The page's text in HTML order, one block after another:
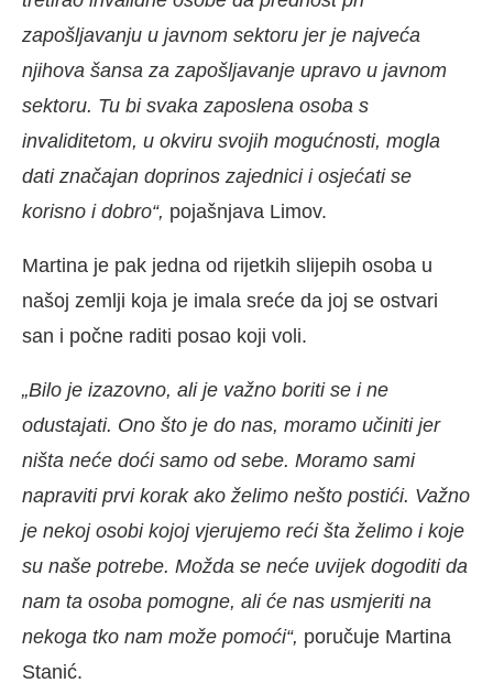
zapošljavanju u javnom sektoru jer je najveća
njihova šansa za zapošljavanje upravo u javnom
sektoru. Tu bi svaka zaposlena osoba s
invaliditetom, u okviru svojih mogućnosti, mogla
dati značajan doprinos zajednici i osjećati se
korisno i dobro“, pojašnjava Limov.
Martina je pak jedna od rijetkih slijepih osoba u
našoj zemlji koja je imala sreće da joj se ostvari
san i počne raditi posao koji voli.
„Bilo je izazovno, ali je važno boriti se i ne
odustajati. Ono što je do nas, moramo učiniti jer
ništa neće doći samo od sebe. Moramo sami
napraviti prvi korak ako želimo nešto postići. Važno
je nekoj osobi kojoj vjerujemo reći šta želimo i koje
su naše potrebe. Možda se neće uvijek dogoditi da
nam ta osoba pomogne, ali će nas usmjeriti na
nekoga tko nam može pomoći“, poručuje Martina
Stanić.